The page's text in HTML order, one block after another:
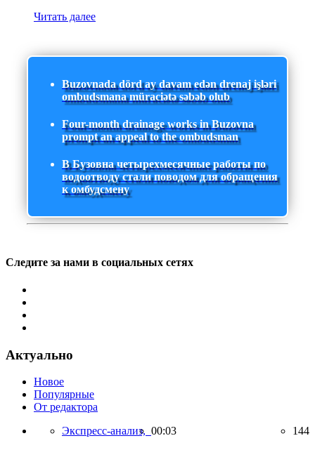
Читать далее
Buzovnada dörd ay davam edən drenaj işləri
ombudsmana müraciətə səbəb olub
Four-month drainage works in Buzovna
prompt an appeal to the ombudsman
В Бузовна четырехмесячные работы по
водоотводу стали поводом для обращения
к омбудсмену
Следите за нами в социальных сетях
Актуально
Новое
Популярные
От редактора
Экспресс-анализ, 00:03 144